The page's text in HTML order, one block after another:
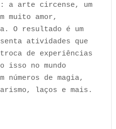
a arte circense, um
muito amor,
O resultado é um
atividades que
troca de experiências
isso no mundo
números de magia,
laços e mais.